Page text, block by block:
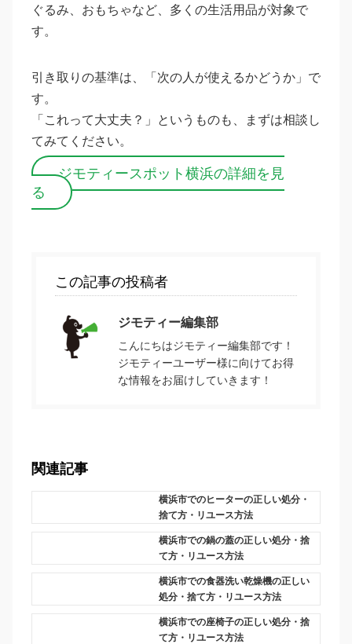
ぐるみ、おもちゃなど、多くの生活用品が対象で
す。
引き取りの基準は、「次の人が使えるかどうか」で
す。
「これって大丈夫？」というものも、まずは相談し
てみてください。
ジモティースポット横浜の詳細を見
る
この記事の投稿者
ジモティー編集部
こんにちはジモティー編集部です！
ジモティーユーザー様に向けてお得
な情報をお届けしていきます！
関連記事
横浜市でのヒーターの正しい処分・
捨て方・リユース方法
横浜市での鍋の蓋の正しい処分・捨
て方・リユース方法
横浜市での食器洗い乾燥機の正しい
処分・捨て方・リユース方法
横浜市での座椅子の正しい処分・捨
て方・リユース方法